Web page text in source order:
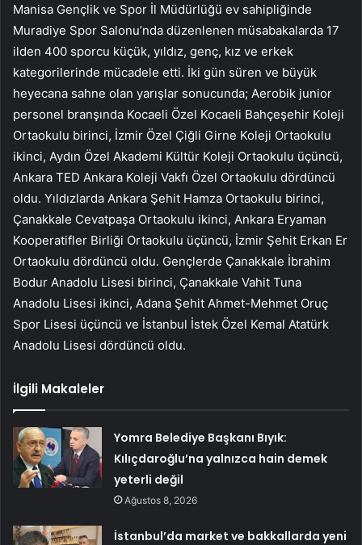
Manisa Gençlik ve Spor İl Müdürlüğü ev sahipliğinde
Muradiye Spor Salonu’nda düzenlenen müsabakalarda 17
ilden 400 sporcu küçük, yıldız, genç, kız ve erkek
kategorilerinde mücadele etti. İki gün süren ve büyük
heyecana sahne olan yarışlar sonucunda; Aerobik junior
personel branşında Kocaeli Özel Kocaeli Bahçeşehir Koleji
Ortaokulu birinci, İzmir Özel Çiğli Girne Koleji Ortaokulu
ikinci, Aydın Özel Akademi Kültür Koleji Ortaokulu üçüncü,
Ankara TED Ankara Koleji Vakfı Özel Ortaokulu dördüncü
oldu. Yıldızlarda Ankara Şehit Hamza Ortaokulu birinci,
Çanakkale Cevatpaşa Ortaokulu ikinci, Ankara Eryaman
Kooperatifler Birliği Ortaokulu üçüncü, İzmir Şehit Erkan Er
Ortaokulu dördüncü oldu. Gençlerde Çanakkale İbrahim
Bodur Anadolu Lisesi birinci, Çanakkale Vahit Tuna
Anadolu Lisesi ikinci, Adana Şehit Ahmet-Mehmet Oruç
Spor Lisesi üçüncü ve İstanbul İstek Özel Kemal Atatürk
Anadolu Lisesi dördüncü oldu.
İlgili Makaleler
Yomra Belediye Başkanı Bıyık:
Kılıçdaroğlu’na yalnızca hain demek
yeterli değil
Ağustos 8, 2026
İstanbul’da market ve bakkallarda yeni